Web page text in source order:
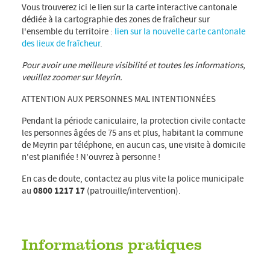
Vous trouverez ici le lien sur la carte interactive cantonale
dédiée à la cartographie des zones de fraîcheur sur
l'ensemble du territoire : lien sur la nouvelle carte cantonale
des lieux de fraîcheur.
Pour avoir une meilleure visibilité et toutes les informations,
veuillez zoomer sur Meyrin.
ATTENTION AUX PERSONNES MAL INTENTIONNÉES
Pendant la période caniculaire, la protection civile contacte
les personnes âgées de 75 ans et plus, habitant la commune
de Meyrin par téléphone, en aucun cas, une visite à domicile
n'est planifiée ! N'ouvrez à personne !
En cas de doute, contactez au plus vite la police municipale
au 0800 1217 17(patrouille/intervention).
Informations pratiques